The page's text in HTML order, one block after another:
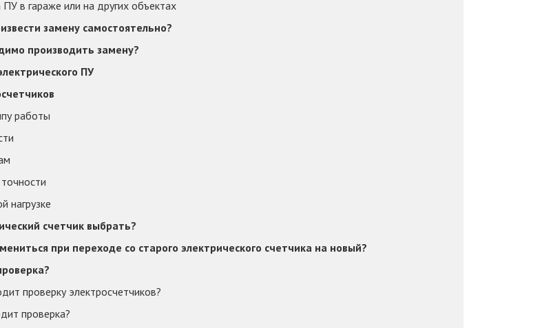
ПУ в гараже или на других объектах
замену самостоятельно?
производить замену?
ПУ
работы
нагрузке
счетчик выбрать?
при переходе со старого электрического счетчика на новый?
проверку электросчетчиков?
проверка?